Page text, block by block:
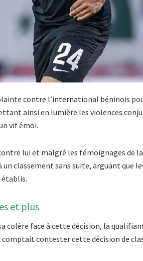
contre l’international béninois
ainsi en lumière les violences
vif émoi.
lui et malgré les témoignages de
classement sans suite, arguant que
établis.
et plus
face à cette décision, la
comptait contester cette décision de